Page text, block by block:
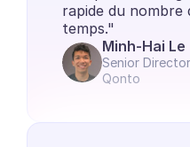
rapide du nombre
temps."
Minh-Hai Le
Senior
Qonto